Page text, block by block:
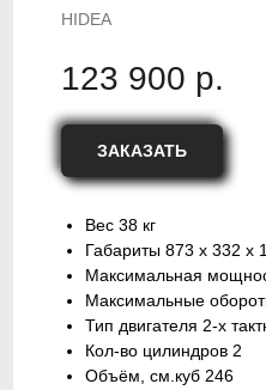
HIDEA
123 900 р.
ЗАКАЗАТЬ
Вес 38 кг
Габариты 873 x 332 x
Максимальная
Максимальные
Тип двигателя 2-х
Кол-во цилиндров 2
Объём, см.куб 246